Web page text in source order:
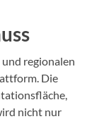
regionalen
Die
nicht nur